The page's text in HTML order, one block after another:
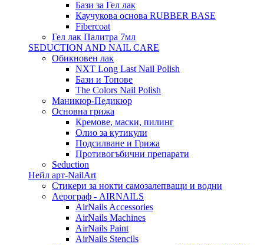
Бази за Гел лак
Каучукова основа RUBBER BASE
Fibercoat
Гел лак Палитра 7мл
SEDUCTION AND NAIL CARE
Обикновен лак
NXT Long Last Nail Polish
Бази и Топове
The Colors Nail Polish
Маникюр-Педикюр
Основна грижа
Кремове, маски, пилинг
Олио за кутикули
Подсилване и Грижа
Противогъбични препарати
Seduction
Нейл арт-NailArt
Стикери за нокти самозалепващи и водни
Аерограф - AIRNAILS
AirNails Accessories
AirNails Machines
AirNails Paint
AirNails Stencils